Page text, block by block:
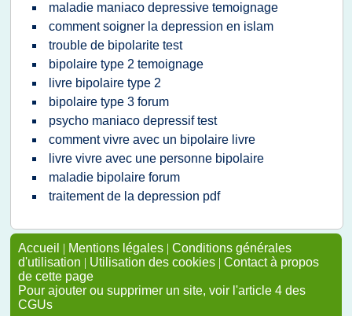
maladie maniaco depressive temoignage
comment soigner la depression en islam
trouble de bipolarite test
bipolaire type 2 temoignage
livre bipolaire type 2
bipolaire type 3 forum
psycho maniaco depressif test
comment vivre avec un bipolaire livre
livre vivre avec une personne bipolaire
maladie bipolaire forum
traitement de la depression pdf
Accueil | Mentions légales | Conditions générales
d'utilisation | Utilisation des cookies | Contact à propos
de cette page
Pour ajouter ou supprimer un site, voir l'article 4 des
CGUs